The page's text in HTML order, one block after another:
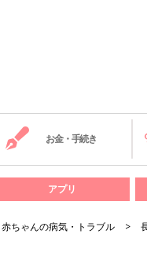
お金・手続き
アプリ
赤ちゃんの病気・トラブル